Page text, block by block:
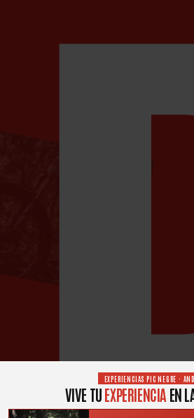
EXPERIENCIAS PIC NEGRE ·
VIVE TUEXPERIENCIA EN